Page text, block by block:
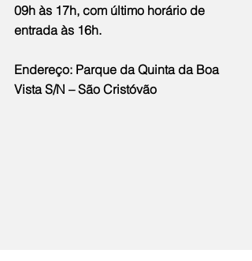
09h às 17h, com último horário de
entrada às 16h.
Endereço: Parque da Quinta da Boa
Vista S/N – São Cristóvão